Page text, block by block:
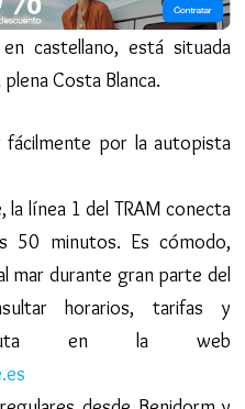
castellano, está situada
Costa Blanca.
fácilmente por la autopista
la línea 1 del TRAM conecta
50 minutos. Es cómodo,
mar durante gran parte del
horarios, tarifas y
en la web